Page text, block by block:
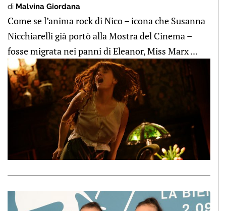
di Malvina Giordana
Come se l’anima rock di Nico – icona che Susanna
Nicchiarelli già portò alla Mostra del Cinema –
fosse migrata nei panni di Eleanor, Miss Marx ...